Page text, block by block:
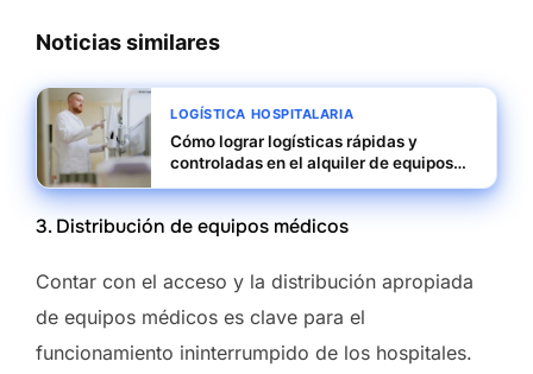
Noticias similares
LOGÍSTICA HOSPITALARIA
Cómo lograr logísticas rápidas y
controladas en el alquiler de equipos
médicos
3. Distribución de equipos médicos
Contar con el acceso y la distribución apropiada
de equipos médicos es clave para el
funcionamiento ininterrumpido de los hospitales.